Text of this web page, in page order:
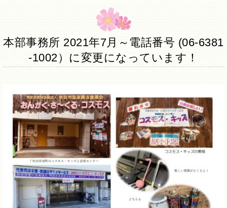
本部事務所 2021年7月～電話番号 (06-6381
-1002）に変更になっています！